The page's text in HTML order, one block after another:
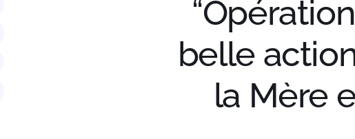
belle
la Mère